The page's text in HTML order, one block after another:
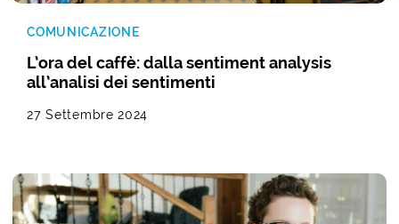
COMUNICAZIONE
L’ora del caffè: dalla sentiment analysis
all’analisi dei sentimenti
27 Settembre 2024